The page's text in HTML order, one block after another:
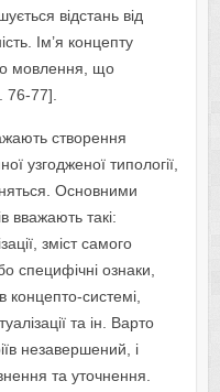
відстань від
Ім’я концепту
мовлення, що
76-77].
створення
узгодженої типології,
Основними
вважають такі:
зміст самого
специфічні ознаки,
концепто-системі,
та ін. Варто
незавершений, і
та уточнення.